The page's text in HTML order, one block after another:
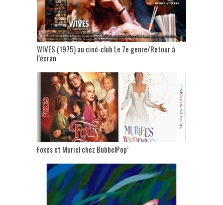
WIVES (1975) au ciné-club Le 7e genre/Retour à
l’écran
Foxes et Muriel chez BubbelPop’